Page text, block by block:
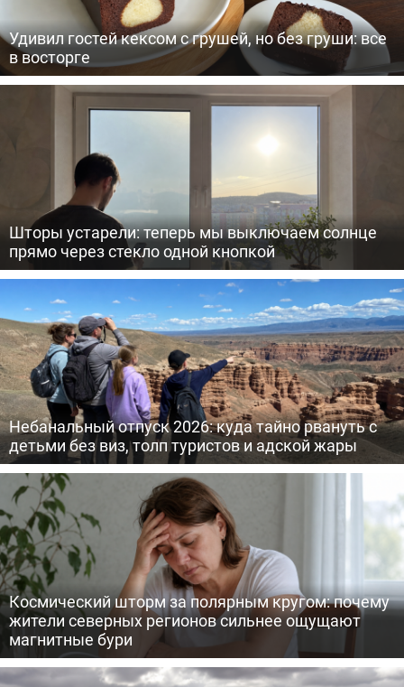
Удивил гостей кексом с грушей, но без груши: все
в восторге
Шторы устарели: теперь мы выключаем солнце
прямо через стекло одной кнопкой
Небанальный отпуск 2026: куда тайно рвануть с
детьми без виз, толп туристов и адской жары
Космический шторм за полярным кругом: почему
жители северных регионов сильнее ощущают
магнитные бури